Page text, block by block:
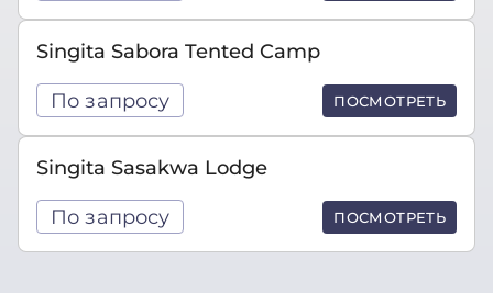
Singita Sabora Tented Camp
По запросу ПОСМОТРЕТЬ
Singita Sasakwa Lodge
По запросу ПОСМОТРЕТЬ